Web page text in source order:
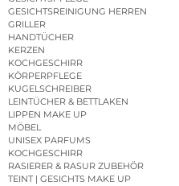
GESICHTSREINIGUNG HERREN
GRILLER
HANDTÜCHER
KERZEN
KOCHGESCHIRR
KÖRPERPFLEGE
KUGELSCHREIBER
LEINTÜCHER & BETTLAKEN
LIPPEN MAKE UP
MÖBEL
UNISEX PARFUMS
KOCHGESCHIRR
RASIERER & RASUR ZUBEHÖR
TEINT | GESICHTS MAKE UP